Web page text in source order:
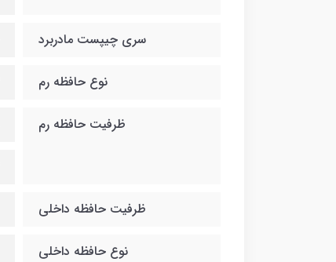
سری چیپست مادربرد
نوع حافظه رم
ظرفیت حافظه رم
ظرفیت حافظه داخلی
نوع حافظه داخلی